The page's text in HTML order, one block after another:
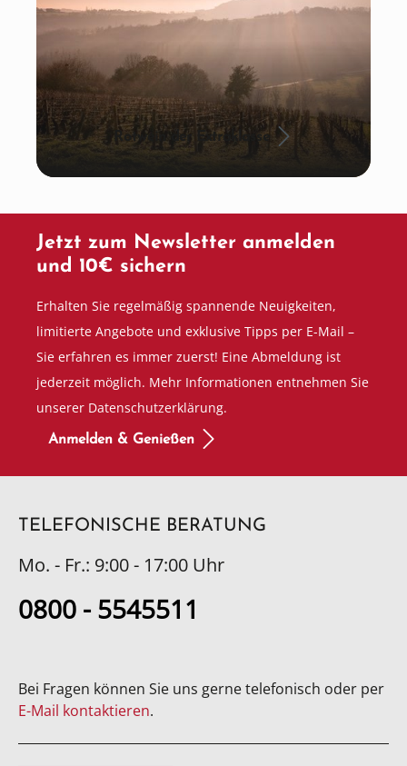
Rotwein der Extraklasse
Jetzt zum Newsletter anmelden
und 10€ sichern
Erhalten Sie regelmäßig spannende Neuigkeiten,
limitierte Angebote und exklusive Tipps per E-Mail –
Sie erfahren es immer zuerst! Eine Abmeldung ist
jederzeit möglich. Mehr Informationen entnehmen Sie
unserer Datenschutzerklärung.
Anmelden & Genießen
TELEFONISCHE BERATUNG
Mo. - Fr.: 9:00 - 17:00 Uhr
0800 - 5545511
Bei Fragen können Sie uns gerne telefonisch oder per
E-Mail kontaktieren.